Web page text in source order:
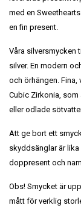
med en
en fin present.
Våra silversmycken
silver. En modern
och örhängen.
Cubic Zirkonia, som
eller odlade
Att ge bort ett
skyddsänglar är
doppresent och
Obs! Smycket är
mått för verklig